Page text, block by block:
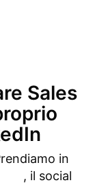
Sales
in
, il social